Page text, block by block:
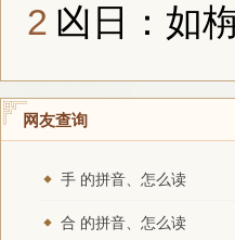
凶日：如
网友查询
手 的拼音、怎么读
合 的拼音、怎么读